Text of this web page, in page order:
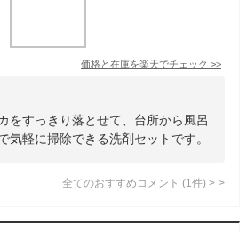
価格と在庫を楽天でチェック >>
をすっきり落とせて、台所から風呂
気軽に掃除できる洗剤セットです。
全てのおすすめコメント (1 件) >